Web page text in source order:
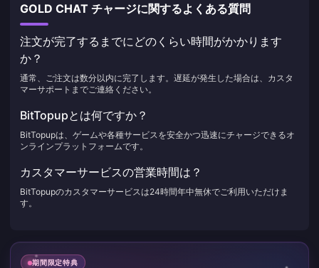
GOLD CHAT チャージに関するよくある質問
注文が完了するまでにどのくらい時間がかかります
か？
通常、ご注文は数分以内に完了します。遅延が発生した場合は、カスタ
マーサポートまでご連絡ください。
BitTopupとは何ですか？
BitTopupは、ゲームや各種サービスを安全かつ迅速にチャージできるオ
ンラインプラットフォームです。
カスタマーサービスの営業時間は？
BitTopupのカスタマーサービスは24時間年中無休でご利用いただけま
す。
期間限定特典